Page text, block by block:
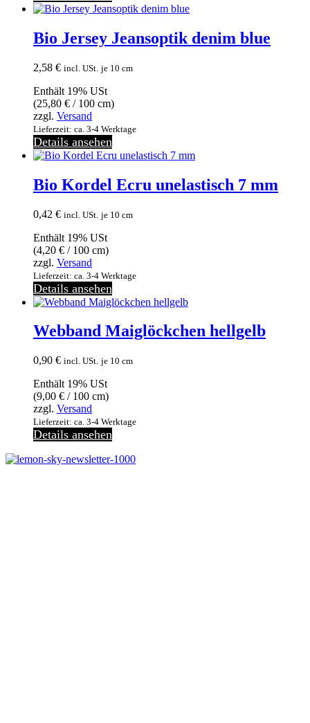
Bio Jersey Jeansoptik denim blue
2,58 € incl. USt. je 10 cm
Enthält 19% USt
(25,80 € / 100 cm)
zzgl. Versand
Lieferzeit: ca. 3-4 Werktage
Details ansehen
Bio Kordel Ecru unelastisch 7 mm
0,42 € incl. USt. je 10 cm
Enthält 19% USt
(4,20 € / 100 cm)
zzgl. Versand
Lieferzeit: ca. 3-4 Werktage
Details ansehen
Webband Maiglöckchen hellgelb
0,90 € incl. USt. je 10 cm
Enthält 19% USt
(9,00 € / 100 cm)
zzgl. Versand
Lieferzeit: ca. 3-4 Werktage
Details ansehen